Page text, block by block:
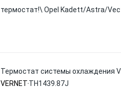
термостат!\ Opel Kadett/Astra/
Термостат системы охлаждения
VERNET TH1439.87J